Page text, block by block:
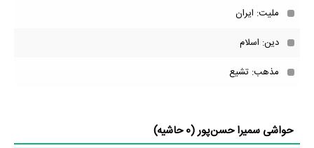
ملیت: ایران
دین: اسلام
مذهب: تشیع
حواشی سمیرا حسن‌پور (0 حاشیه)